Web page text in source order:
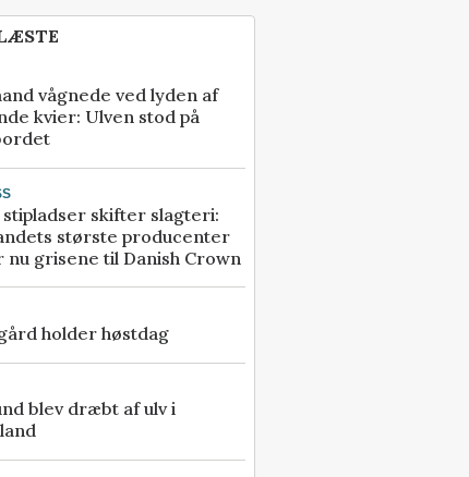
vågnede ved lyden af
kvier: Ulven stod på
stipladser skifter slagteri:
største producenter
nu grisene til Danish Crown
holder høstdag
blev dræbt af ulv i